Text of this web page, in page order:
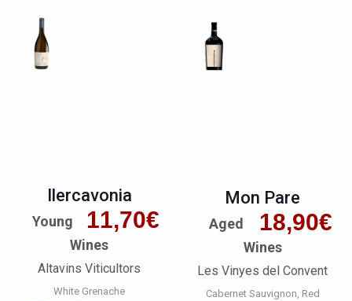
Ilercavonia
11,70€
Young
Wines
Altavins Viticultors
White Grenache
Mon Pare
18,90€
Aged
Wines
Les Vinyes del Convent
Cabernet Sauvignon Red